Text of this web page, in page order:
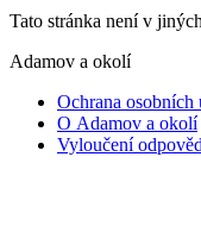
Tato stránka není v
Adamov a okolí
Ochrana osobních
O Adamov a okolí
Vyloučení